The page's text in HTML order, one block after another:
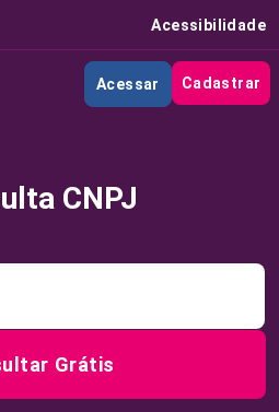
Acessibilidade
Acessar Cadastrar
CNPJ
Grátis